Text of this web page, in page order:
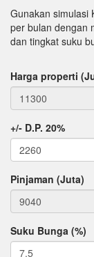
Gunakan simulasi
per bulan dengan
dan tingkat suku
Harga properti
+/- D.P. 20%
Pinjaman (Juta)
Suku Bunga (%)